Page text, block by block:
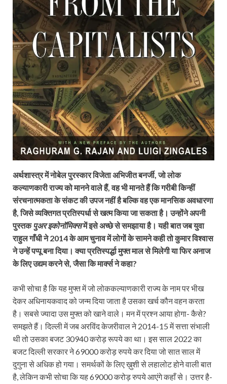
अर्थशास्त्र में नोबेल पुरस्कार विजेता अभिजीत बनर्जी, जो लोक
कल्याणकारी राज्य को मानने वाले हैं, वह भी मानते हैं कि गरीबी किन्हीं
संरचनात्मकता के संकट की उपज नहीं है बल्कि वह एक मानसिक अवधारणा
है, जिसे व्यक्तिगत प्रतिस्पर्धा से खत्म किया जा सकता है। उन्होंने अपनी
पुस्तक पुअर इकोनॉमिक्समें इसे अच्छे से समझाया है। यही बात जब युवा
राहुल गाँधी ने 2014 के आम चुनाव में लोगों के सामने कही तो कुमार विश्वास
ने उन्हें पप्पू बना दिया। क्या प्रतिस्पर्द्धा मुफ्त माल से मिलेगी या फिर अनाज
के लिए उद्यम करने से, जैसा कि मार्क्स ने कहा?
कभी सोचा है कि यह मुफ्त में जो लोककल्याणकारी राज्य के नाम पर भीख
देकर अधिनायकवाद को जन्म दिया जाता है उसका खर्च कौन वहन करता
है। सबसे ज्यादा उस मुफ्त को खाने वाले। मन में प्रश्न आया होगा- कैसे?
समझते हैं। दिल्ली में जब अरविंद केजरीवाल ने 2014-15 में सत्ता संभाली
थी तो उसका बजट 30940 करोड़ रूपये का था। इस साल 2022 का
बजट दिल्ली सरकार ने 69000 करोड़ रुपये कर दिया जो सात साल में
दुगुना से अधिक हो गया। समर्थकों के लिए ख़ुशी से लहालोट होने वाली बात
है, लेकिन कभी सोचा कि यह 69000 करोड़ रुपये आएंगे कहाँ से। उत्तर है-